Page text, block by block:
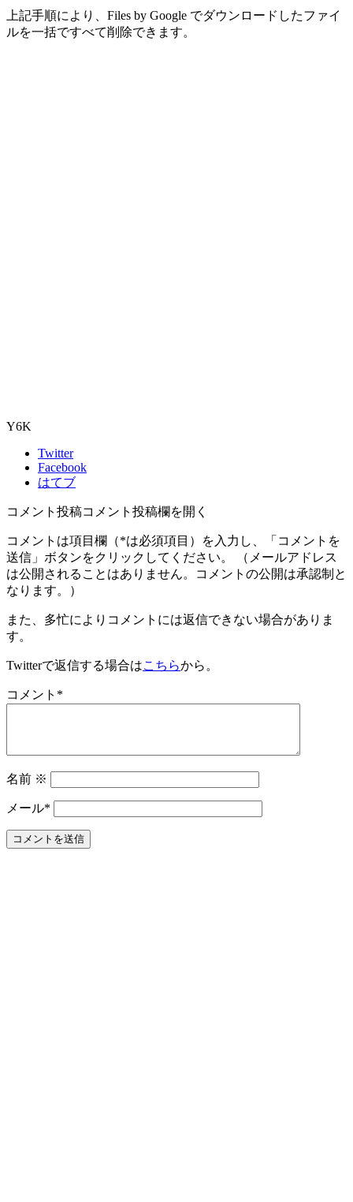
上記手順により、Files by Google でダウンロードしたファイ
ルを一括ですべて削除できます。
Y6K
Twitter
Facebook
はてブ
コメント投稿コメント投稿欄を開く
コメントは項目欄（*は必須項目）を入力し、「コメントを
送信」ボタンをクリックしてください。 （メールアドレス
は公開されることはありません。コメントの公開は承認制と
なります。）
また、多忙によりコメントには返信できない場合がありま
す。
Twitterで返信する場合はこちらから。
コメント *
名前 ※
メール*